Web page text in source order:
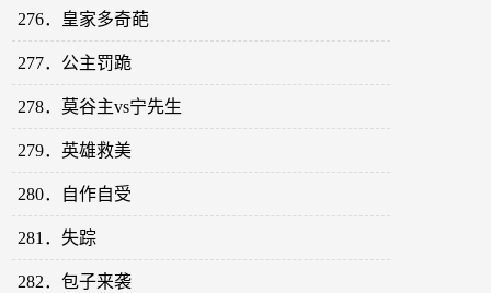
276．皇家多奇葩
277．公主罚跪
278．莫谷主vs宁先生
279．英雄救美
280．自作自受
281．失踪
282．包子来袭